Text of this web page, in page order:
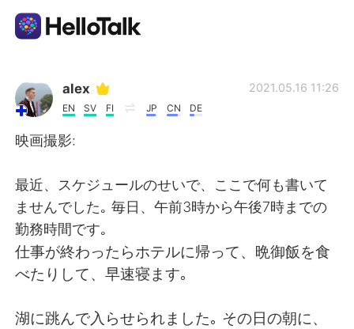
AI Grammar Checker
简体中文
Español العربية
Français Deutsch
alex
EN SV FI JP CN DE
2021.05.16 11:26
映画撮影:
最近、スケジュールのせいで、ここで何も書いて
ませんでした｡ 毎日、午前3時から午後7時までの
勤務時間です｡
仕事が終わったらホテルに帰って、晩御飯を食
べたりして、早速寝ます｡
湖に跳んで入らせられました｡ その日の朝に、